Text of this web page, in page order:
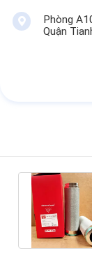
Phòng
Quận